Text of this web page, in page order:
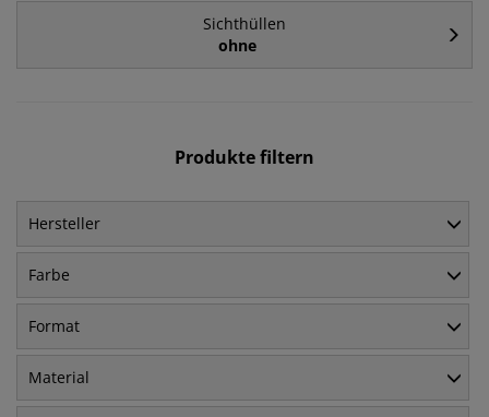
Sichthüllen
ohne
Produkte filtern
Hersteller
Farbe
Format
Material